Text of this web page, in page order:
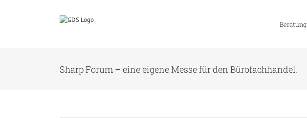
Beratung
Sharp Forum – eine eigene Messe für den Bürofachhandel.